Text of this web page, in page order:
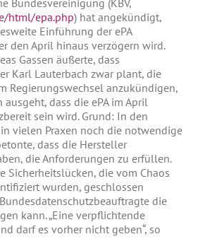
html/epa.php) hat angekündigt,
Einführung der ePA
den April hinaus verzögern wird.
Gassen äußerte, dass
Karl Lauterbach zwar plant, die
Regierungswechsel anzukündigen,
dass die ePA im April
sein wird. Grund: In den
vielen Praxen noch die notwendige
dass die Hersteller
die Anforderungen zu erfüllen.
Sicherheitslücken, die vom Chaos
wurden, geschlossen
die
kann. „Eine verpflichtende
darf es vorher nicht geben“, so